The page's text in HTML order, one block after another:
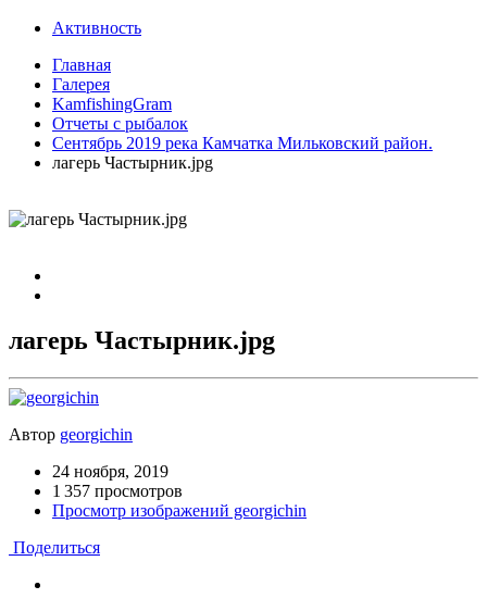
Активность
Главная
Галерея
KamfishingGram
Отчеты с рыбалок
Сентябрь 2019 река Камчатка Мильковский район.
лагерь Частырник.jpg
лагерь Частырник.jpg
Автор georgichin
24 ноября, 2019
1 357 просмотров
Просмотр изображений georgichin
Поделиться